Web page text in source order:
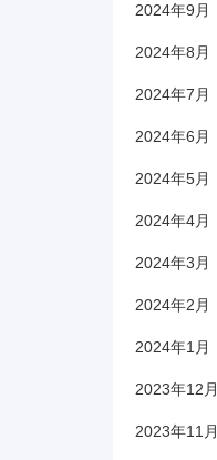
2024年9月
2024年8月
2024年7月
2024年6月
2024年5月
2024年4月
2024年3月
2024年2月
2024年1月
2023年12月
2023年11月